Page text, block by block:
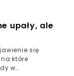
upały, ale
się
które
w